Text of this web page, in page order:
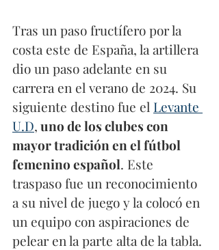
Tras un paso fructífero por la
costa este de España, la artillera
dio un paso adelante en su
carrera en el verano de 2024. Su
siguiente destino fue el Levante
U.D, uno de los clubes con
mayor tradición en el fútbol
femenino español. Este
traspaso fue un reconocimiento
a su nivel de juego y la colocó en
un equipo con aspiraciones de
pelear en la parte alta de la tabla.